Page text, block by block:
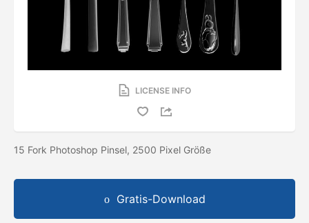
LICENSE INFO
15 Fork Photoshop Pinsel, 2500 Pixel Größe
Gratis-Download